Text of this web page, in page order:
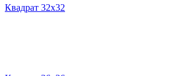
Квадрат 32х32